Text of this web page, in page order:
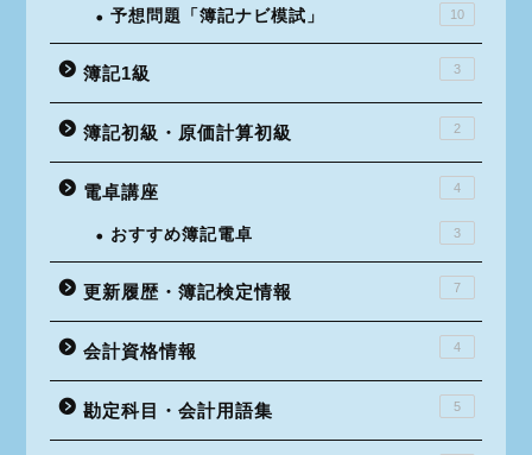
予想問題「簿記ナビ模試」 10
簿記1級 3
簿記初級・原価計算初級 2
電卓講座 4
おすすめ簿記電卓 3
更新履歴・簿記検定情報 7
会計資格情報 4
勘定科目・会計用語集 5